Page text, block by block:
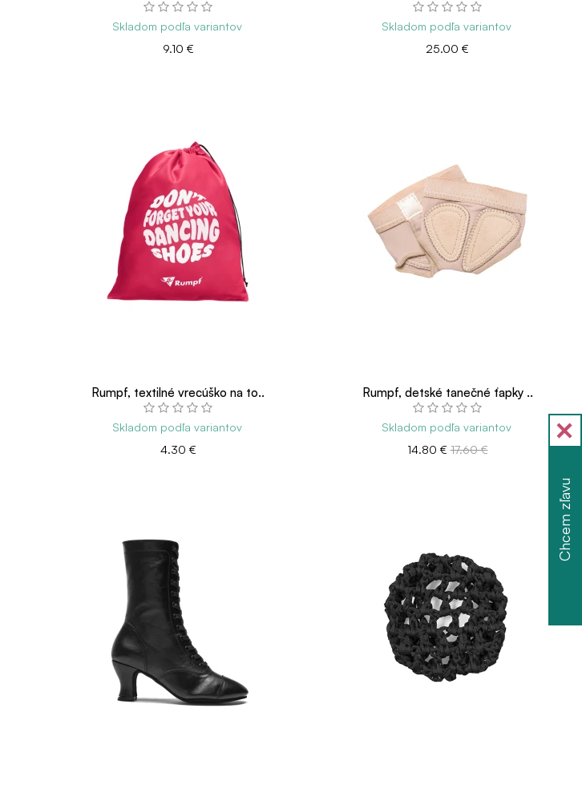
Skladom podľa variantov
9.10 €
Skladom podľa variantov
25.00 €
Rumpf, textilné vrecúško na to..
Skladom podľa variantov
4.30 €
Rumpf, detské tanečné ťapky ..
Skladom podľa variantov
14.80 € 17.60 €
Chcem zľavu